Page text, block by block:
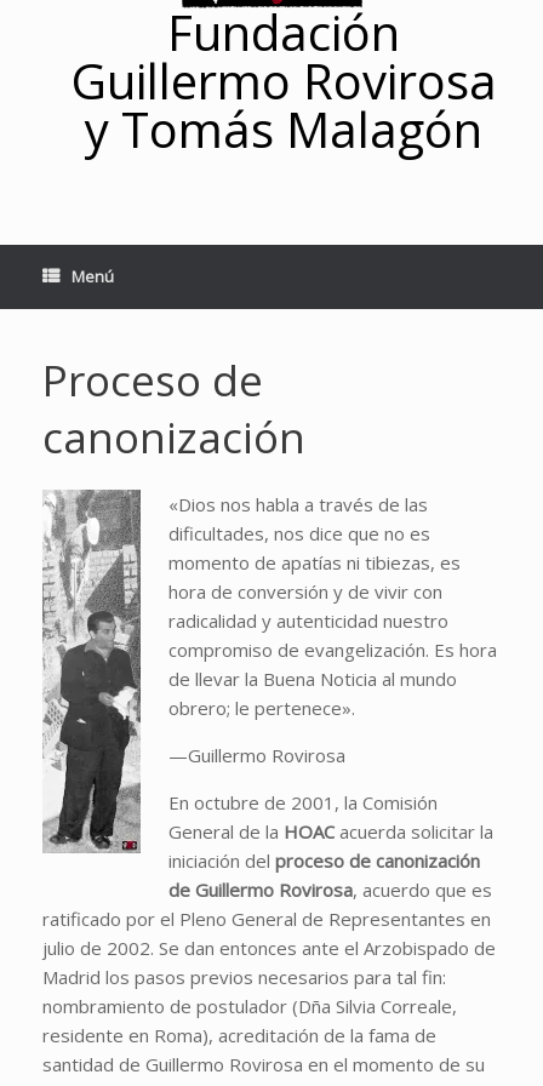
Fundación
Guillermo Rovirosa
y Tomás Malagón
Menú
Proceso de
canonización
«Dios nos habla a través de las
dificultades, nos dice que no es
momento de apatías ni tibiezas, es
hora de conversión y de vivir con
radicalidad y autenticidad nuestro
compromiso de evangelización. Es hora
de llevar la Buena Noticia al mundo
obrero; le pertenece».
—Guillermo Rovirosa
En octubre de 2001, la Comisión
General de la HOACacuerda solicitar la
iniciación del proceso de canonización
de Guillermo Rovirosa, acuerdo que es
ratificado por el Pleno General de Representantes en
julio de 2002. Se dan entonces ante el Arzobispado de
Madrid los pasos previos necesarios para tal fin:
nombramiento de postulador (Dña Silvia Correale,
residente en Roma), acreditación de la fama de
santidad de Guillermo Rovirosa en el momento de su